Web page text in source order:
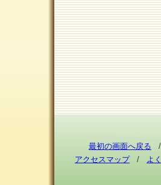
最初の画面へ戻る
アクセスマップ/ よ